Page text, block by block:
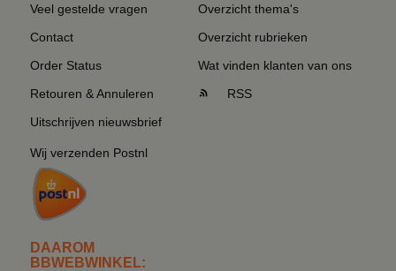
Veel gestelde vragen
Contact
Order Status
Retouren & Annuleren
Uitschrijven nieuwsbrief
Wij verzenden Postnl
DAAROM
BBWEBWINKEL:
Overzicht thema's
Overzicht rubrieken
Wat vinden klanten van ons
RSS